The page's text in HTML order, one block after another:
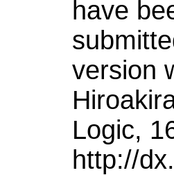
have
version
Logic,
http://